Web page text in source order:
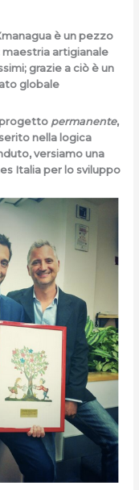
è un pezzo
artigianale
grazie a ciò è un
globale
progetto permanente,
nella logica
versiamo una
Italia per lo sviluppo